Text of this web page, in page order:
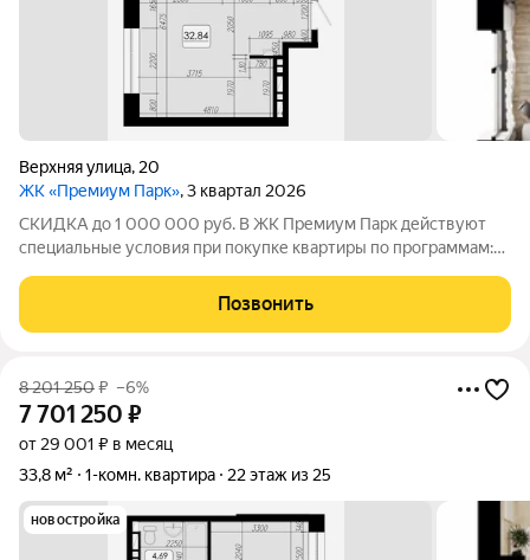
Верхняя улица, 20
ЖК «Премиум Парк», 3 квартал 2026
СКИДКА до 1 000 000 руб. В ЖК Премиум Парк действуют
специальные условия при покупке квартиры по программам:
покупке квартиры за счёт собственных средств при 100%
оплате. Размер скидки: 1 000 000
Позвонить
8 201 250₽ –6%
7 701 250 ₽
от 29 001 ₽ в месяц
33,8 м²
1-комн. квартира 22 этаж из 25
новостройка